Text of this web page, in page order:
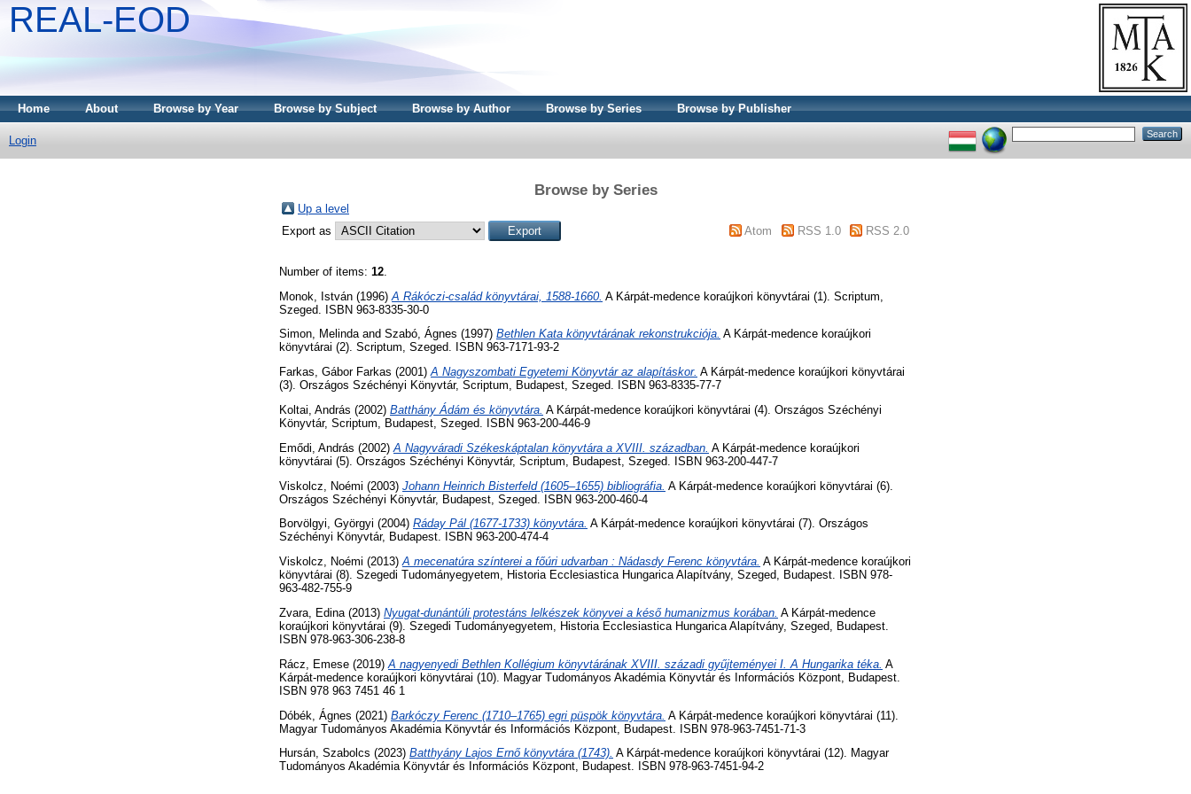
REAL-EOD
Home About Browse by Year Browse by Subject Browse by Author Browse by Series Browse by Publisher
Login
Browse by Series
Up a level
Export as
Atom RSS 1.0 RSS 2.0
Number of items: 12
Monok, István (1996) A Rákóczi-család könyvtárai, 1588-1660. A Kárpát-medence koraújkori könyvtárai (1). Scriptum,
Szeged. ISBN 963-8335-30-0
Simon, Melindaand Szabó, Ágnes (1997) Bethlen Kata könyvtárának rekonstrukciója. A Kárpát-medence koraújkori
könyvtárai (2). Scriptum, Szeged. ISBN 963-7171-93-2
Farkas, Gábor Farkas (2001)A Nagyszombati Egyetemi Könyvtár az alapításkor. A Kárpát-medence koraújkori könyvtárai
(3). Országos Széchényi Könyvtár, Scriptum, Budapest, Szeged. ISBN 963-8335-77-7
Koltai, András (2002) Batthány Ádám és könyvtára. A Kárpát-medence koraújkori könyvtárai (4). Országos Széchényi
Könyvtár, Scriptum, Budapest, Szeged. ISBN 963-200-446-9
Emődi, András (2002) A Nagyváradi Székeskáptalan könyvtára a XVIII. században. A Kárpát-medence koraújkori
könyvtárai (5). Országos Széchényi Könyvtár, Scriptum, Budapest, Szeged. ISBN 963-200-447-7
Viskolcz, Noémi (2003) Johann Heinrich Bisterfeld (1605–1655) bibliográfia. A Kárpát-medence koraújkori könyvtárai (6).
Országos Széchényi Könyvtár, Budapest, Szeged. ISBN 963-200-460-4
Borvölgyi, Györgyi (2004) Ráday Pál (1677-1733) könyvtára. A Kárpát-medence koraújkori könyvtárai (7). Országos
Széchényi Könyvtár, Budapest. ISBN 963-200-474-4
Viskolcz, Noémi (2013)A mecenatúra színterei a főúri udvarban : Nádasdy Ferenc könyvtára. A Kárpát-medence koraújkori
könyvtárai (8). Szegedi Tudományegyetem, Historia Ecclesiastica Hungarica Alapítvány, Szeged, Budapest. ISBN 978-
963-482-755-9
Zvara, Edina (2013) Nyugat-dunántúli protestáns lelkészek könyvei a késő humanizmus korában. A Kárpát-medence
koraújkori könyvtárai (9). Szegedi Tudományegyetem, Historia Ecclesiastica Hungarica Alapítvány, Szeged, Budapest.
ISBN 978-963-306-238-8
Rácz, Emese (2019) A nagyenyedi Bethlen Kollégium könyvtárának XVIII. századi gyűjteményei I. A Hungarika téka. A
Kárpát-medence koraújkori könyvtárai (10). Magyar Tudományos Akadémia Könyvtár és Információs Központ, Budapest.
ISBN 978 963 7451 46 1
Dóbék, Ágnes (2021) Barkóczy Ferenc (1710–1765) egri püspök könyvtára. A Kárpát-medence koraújkori könyvtárai (11).
Magyar Tudományos Akadémia Könyvtár és Információs Központ, Budapest. ISBN 978-963-7451-71-3
Hursán, Szabolcs (2023) Batthyány Lajos Ernő könyvtára (1743). A Kárpát-medence koraújkori könyvtárai (12). Magyar
Tudományos Akadémia Könyvtár és Információs Központ, Budapest. ISBN 978-963-7451-94-2